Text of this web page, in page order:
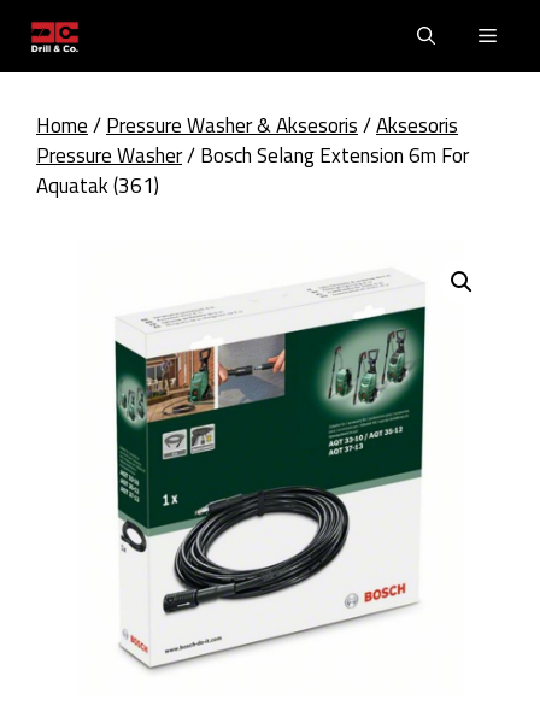
content
Home/Pressure Washer & Aksesoris/Aksesoris
Pressure Washer/ Bosch Selang Extension 6m For
Aquatak (361)